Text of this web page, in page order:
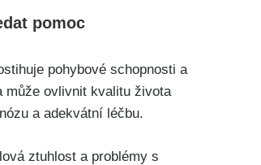
pomoc
pohybové schopnosti a
může ovlivnit kvalitu života
a adekvátní léčbu.
ztuhlost a problémy s